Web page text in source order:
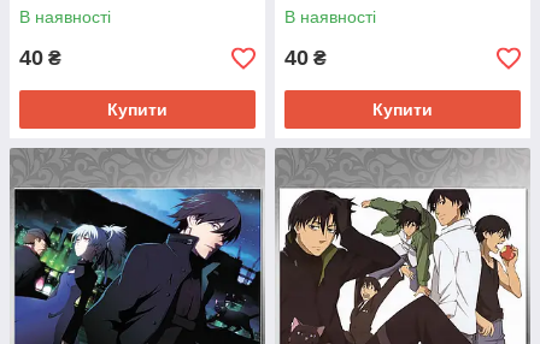
В наявності
40 ₴
Купити
В наявності
40 ₴
Купити